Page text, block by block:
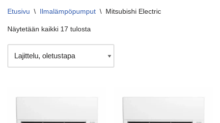
Etusivu \ Ilmalämpöpumput \ Mitsubishi Electric
Näytetään kaikki 17 tulosta